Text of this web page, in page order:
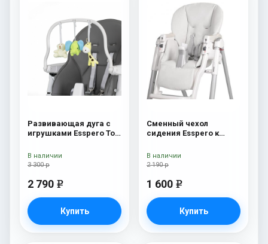
Развивающая дуга с
игрушками Esspero Toy
3 300 р
2 790 e
Купить
В наличии
Сменный чехол
сидения Esspero к
кормления Peg-Perego
Diner White
2 190 р
1 600 e
Купить
В наличии